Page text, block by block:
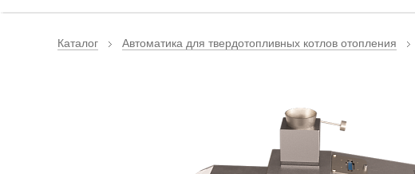
Каталог Автоматика для твердотопливных котлов отопления